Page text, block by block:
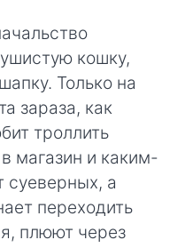
кошку,
Только на
зараза, как
троллить
магазин и каким-
суеверных, а
переходить
плюют через